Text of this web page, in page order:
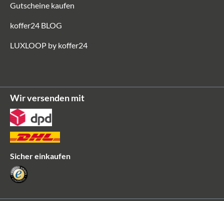
Gutscheine kaufen
koffer24 BLOG
LUXLOOP by koffer24
Wir versenden mit
Sicher einkaufen